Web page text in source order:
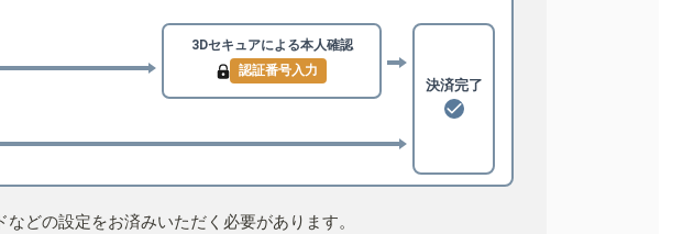
3Dセキュアによる本人確認
認証番号入力
決済完了
どの設定をお済みいただく必要があります。